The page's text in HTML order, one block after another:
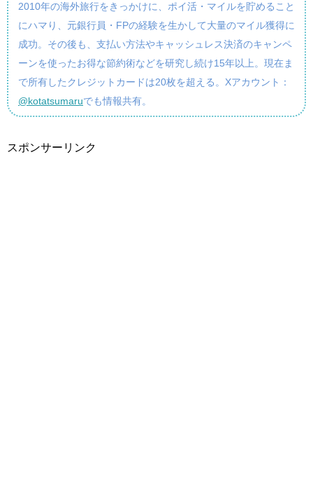
2010年の海外旅行をきっかけに、ポイ活・マイルを貯めること
にハマり、元銀行員・FPの経験を生かして大量のマイル獲得に
成功。その後も、支払い方法やキャッシュレス決済のキャンペ
ーンを使ったお得な節約術などを研究し続け15年以上。現在ま
で所有したクレジットカードは20枚を超える。Xアカウント：
@kotatsumaruでも情報共有。
スポンサーリンク